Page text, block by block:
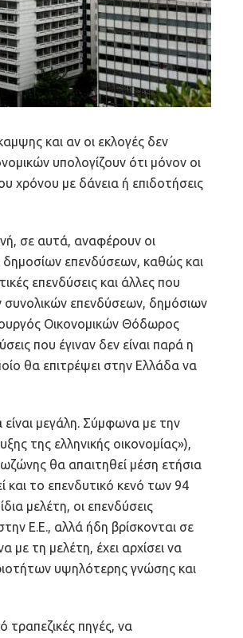
και αν οι εκλογές δεν
υπολογίζουν ότι μόνον οι
χρόνου με δάνεια ή επιδοτήσεις
σε αυτά, αναφέρουν οι
δημοσίων επενδύσεων, καθώς και
επενδύσεις και άλλες που
συνολικών επενδύσεων, δημόσιων
Οικονομικών Θόδωρος
που έγιναν δεν είναι παρά η
θα επιτρέψει στην Ελλάδα να
είναι μεγάλη. Σύμφωνα με την
της ελληνικής οικονομίας»),
θα απαιτηθεί μέση ετήσια
το επενδυτικό κενό των 94
μελέτη, οι επενδύσεις
Ε.Ε., αλλά ήδη βρίσκονται σε
τη μελέτη, έχει αρχίσει να
υψηλότερης γνώσης και
πηγές, να